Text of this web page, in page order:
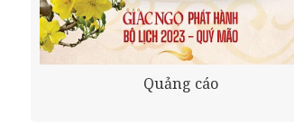
Quảng cáo